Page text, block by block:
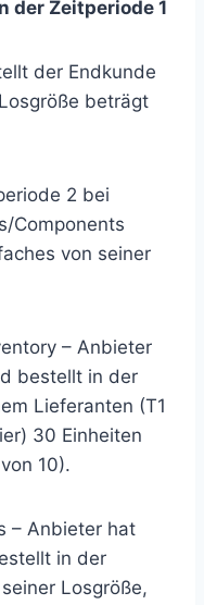
der Zeitperiode 1
der Endkunde
beträgt
2 bei
Components
von seiner
– Anbieter
bestellt in der
Lieferanten (T1
30 Einheiten
10).
– Anbieter hat
in der
Losgröße,